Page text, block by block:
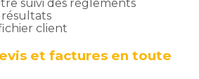
suivi des règlements
résultats
client
et factures en toute